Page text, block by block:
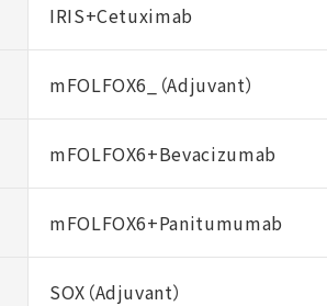
IRIS+Cetuximab
mFOLFOX6_（Adjuvant）
mFOLFOX6+Bevacizumab
mFOLFOX6+Panitumumab
SOX（Adjuvant）